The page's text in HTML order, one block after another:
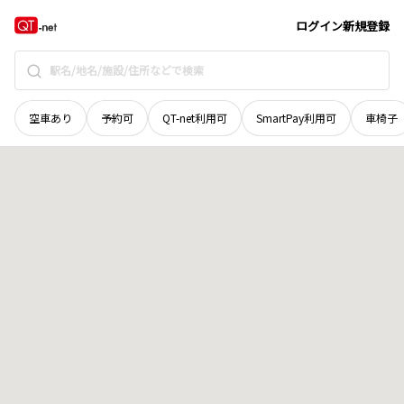
ログイン新規登録
空車あり 予約可 QT-net利用可 SmartPay利用可 車椅子
秋田県